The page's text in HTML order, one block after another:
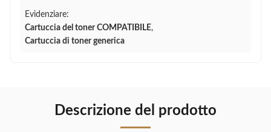
Evidenziare:
Cartuccia del toner COMPATIBILE,
Cartuccia di toner generica
Descrizione del prodotto